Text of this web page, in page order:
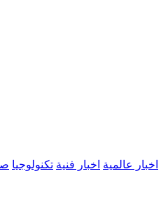
اخبار عالمية اخبار فنية تكنولوجيا